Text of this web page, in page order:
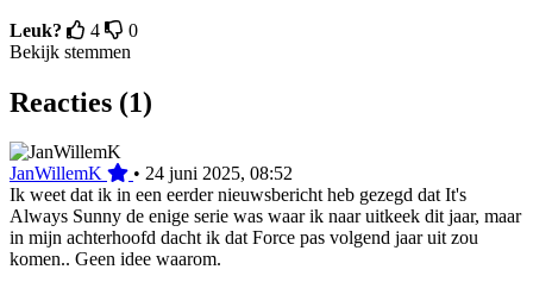
Leuk? 4
0
Bekijk stemmen
Reacties (1)
JanWillemK • 24 juni 2025, 08:52
Ik weet dat ik in een eerder nieuwsbericht heb gezegd dat It's
Always Sunny de enige serie was waar ik naar uitkeek dit jaar, maar
in mijn achterhoofd dacht ik dat Force pas volgend jaar uit zou
komen.. Geen idee waarom.